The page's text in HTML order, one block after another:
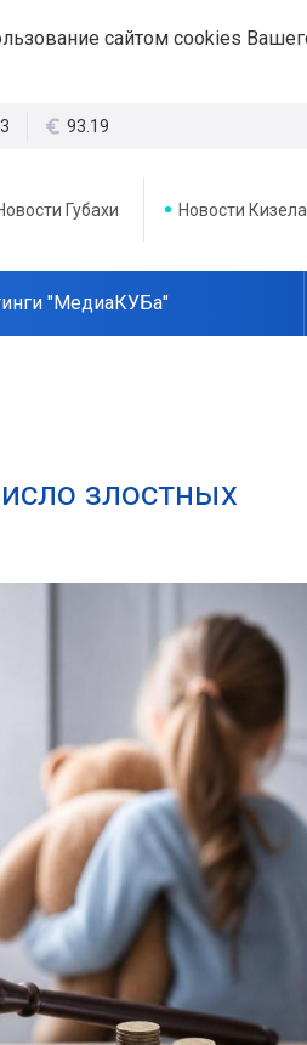
сайтом cookies
93.19
Губахи Новости Кизела
"МедиаКУБа"
злостных